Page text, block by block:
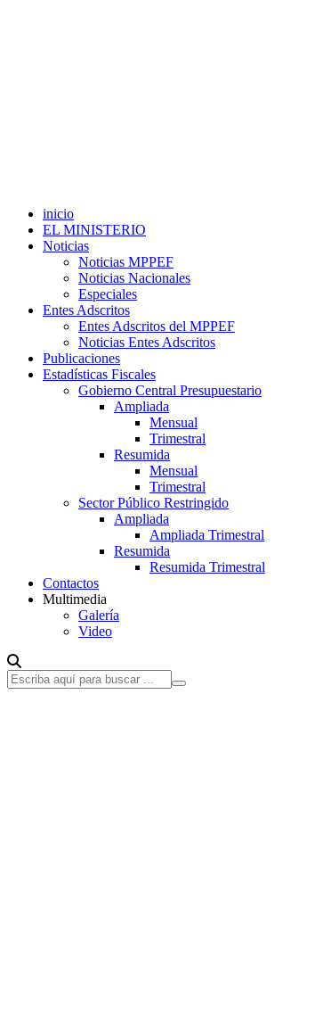
inicio
EL MINISTERIO
Noticias
Noticias MPPEF
Noticias Nacionales
Especiales
Entes Adscritos
Entes Adscritos del MPPEF
Noticias Entes Adscritos
Publicaciones
Estadísticas Fiscales
Gobierno Central Presupuestario
Ampliada
Mensual
Trimestral
Resumida
Mensual
Trimestral
Sector Público Restringido
Ampliada
Ampliada Trimestral
Resumida
Resumida Trimestral
Contactos
Multimedia
Galería
Video